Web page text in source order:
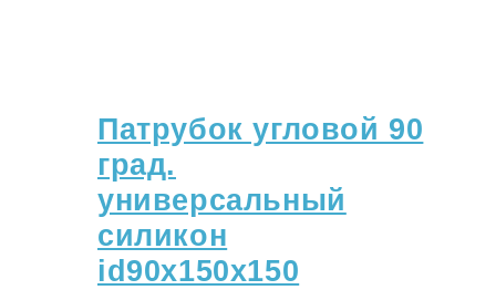
Патрубок угловой 90
град.
универсальный
силикон
id90х150х150